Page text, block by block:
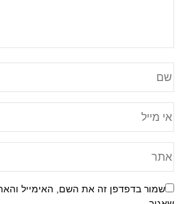
שמור בדפדפן זה את השם, האימייל